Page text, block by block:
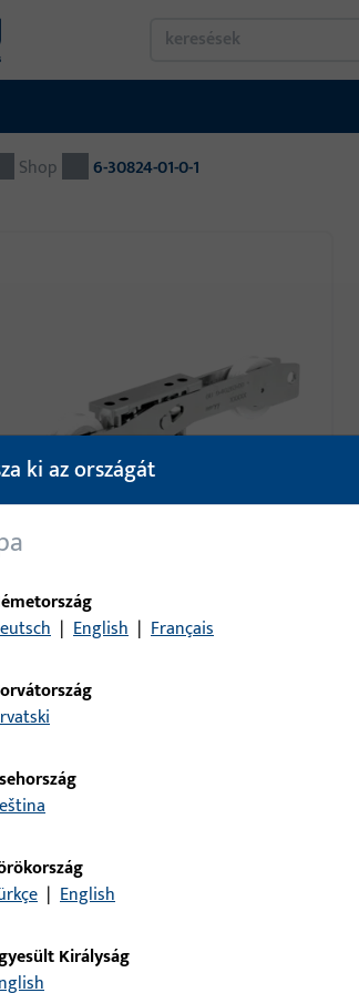
Shop 6-30824-01-0-1
tartalom
ki az országát
Németország
Deutsch | English | Français
Horvátország
Hrvatski
Csehország
čeština
| English
Királyság